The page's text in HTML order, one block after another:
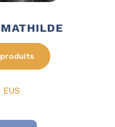
EUS